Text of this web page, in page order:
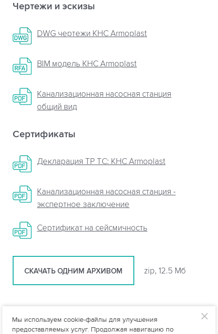
Чертежи и эскизы
DWG чертежи КНС Armoplast
BIM модель КНС Armoplast
Канализационная насосная станция
общий вид
Сертификаты
Декларация ТР ТС: КНС Armoplast
Канализационная насосная станция -
экспертное заключение
Сертификат на сейсмичность
СКАЧАТЬ ОДНИМ АРХИВОМ zip, 12.5 Мб
Статьи
Мы используем cookie-файлы для улучшения
предоставляемых услуг. Продолжая навигацию по